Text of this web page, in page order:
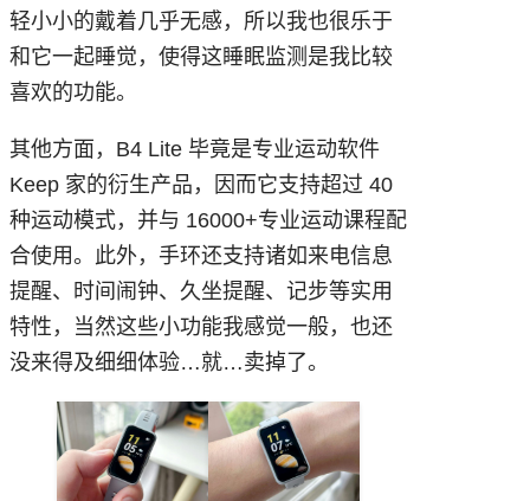
轻小小的戴着几乎无感，所以我也很乐于
和它一起睡觉，使得这睡眠监测是我比较
喜欢的功能。
其他方面，B4 Lite 毕竟是专业运动软件
Keep 家的衍生产品，因而它支持超过 40
种运动模式，并与 16000+专业运动课程配
合使用。此外，手环还支持诸如来电信息
提醒、时间闹钟、久坐提醒、记步等实用
特性，当然这些小功能我感觉一般，也还
没来得及细细体验…就…卖掉了。